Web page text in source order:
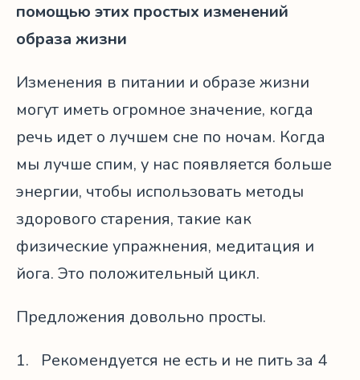
помощью этих простых изменений
образа жизни
Изменения в питании и образе жизни
могут иметь огромное значение, когда
речь идет о лучшем сне по ночам. Когда
мы лучше спим, у нас появляется больше
энергии, чтобы использовать методы
здорового старения, такие как
физические упражнения, медитация и
йога. Это положительный цикл.
Предложения довольно просты.
1. Рекомендуется не есть и не пить за 4